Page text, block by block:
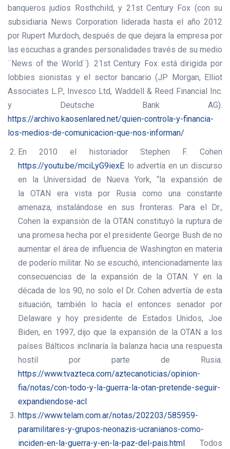
banqueros judíos Rosthchild, y 21st Century Fox (con su
subsidiaria News Corporation liderada hasta el año 2012
por Rupert Murdoch, después de que dejara la empresa por
las escuchas a grandes personalidades través de su medio
¨News of the World¨). 21st Century Fox está dirigida por
lobbies sionistas y el sector bancario (JP Morgan, Elliot
Associates L.P., Invesco Ltd, Waddell & Reed Financial Inc.
y Deutsche Bank AG).
https://archivo.kaosenlared.net/quien-controla-y-financia-
los-medios-de-comunicacion-que-nos-informan/
En 2010 el historiador Stephen F. Cohen
https://youtu.be/mciLyG9iexE lo advertía en un discurso
en la Universidad de Nueva York, “la expansión de
la OTAN era vista por Rusia como una constante
amenaza, instalándose en sus fronteras. Para el Dr.,
Cohen la expansión de la OTAN constituyó la ruptura de
una promesa hecha por el presidente George Bush de no
aumentar el área de influencia de Washington en materia
de poderío militar. No se escuchó, intencionadamente las
consecuencias de la expansión de la OTAN. Y en la
década de los 90, no solo el Dr. Cohen advertía de esta
situación, también lo hacía el entonces senador por
Delaware y hoy presidente de Estados Unidos, Joe
Biden, en 1997, dijo que la expansión de la OTAN a los
países Bálticos inclinaría la balanza hacia una respuesta
hostil por parte de Rusia.
https://www.tvazteca.com/aztecanoticias/opinion-
fia/notas/con-todo-y-la-guerra-la-otan-pretende-seguir-
expandiendose-acl
https://www.telam.com.ar/notas/202203/585959-
paramilitares-y-grupos-neonazis-ucranianos-como-
inciden-en-la-guerra-y-en-la-paz-del-pais.html. Todos